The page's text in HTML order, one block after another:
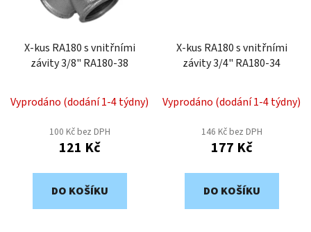
X-kus RA180 s vnitřními
závity 3/8" RA180-38
Vyprodáno (dodání 1-4 týdny)
100 Kč bez DPH
121 Kč
DO KOŠÍKU
X-kus RA180 s vnitřními
závity 3/4" RA180-34
Vyprodáno (dodání 1-4 týdny)
146 Kč bez DPH
177 Kč
DO KOŠÍKU